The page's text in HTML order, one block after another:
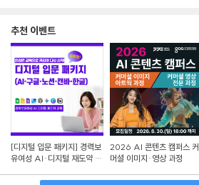
추천 이벤트
[디지털 입문 패키지] 경력보
유여성 AI·디지털 재도약 교
2026 AI 콘텐츠 캠퍼스 커
머셜 이미지·영상 과정